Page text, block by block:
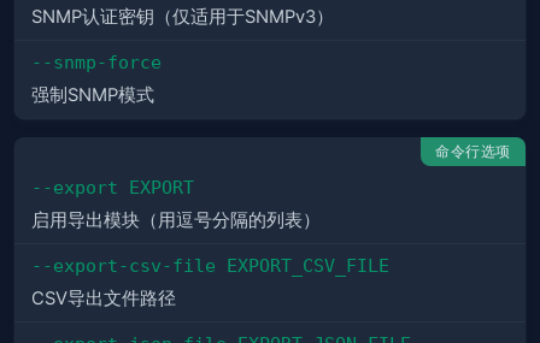
SNMP认证密钥（仅适用于SNMPv3）
--snmp-force
强制SNMP模式
命令行选项
--export EXPORT
启用导出模块（用逗号分隔的列表）
--export-csv-file EXPORT_CSV_FILE
CSV导出文件路径